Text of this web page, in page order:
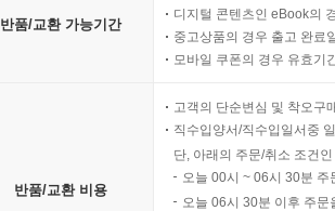
반품/교환 가능기간
디지털 콘텐츠인 eBook의
중고상품의 경우 출고 완료
모바일 쿠폰의 경우 유효기
반품/교환 비용
고객의 단순변심 및 착오구
직수입양서/직수입일서중
단, 아래의 주문/취소 조건
오늘 00시 ~ 06시 30분
오늘 06시 30분 이후 주